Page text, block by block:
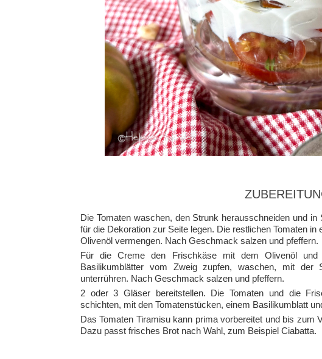
Die Tomaten waschen, den Strunk herausschneiden und
für die Dekoration zur Seite legen. Die restlichen Tomaten
Olivenöl vermengen. Nach Geschmack salzen und pfeffern.
Für die Creme den Frischkäse mit dem Olivenöl
Basilikumblätter vom Zweig zupfen, waschen, mit der
unterrühren. Nach Geschmack salzen und pfeffern.
2 oder 3 Gläser bereitstellen. Die Tomaten und die
schichten, mit den Tomatenstücken, einem Basilikumblatt
Das Tomaten Tiramisu kann prima vorbereitet und bis zum
Dazu passt frisches Brot nach Wahl, zum Beispiel Ciabatta.